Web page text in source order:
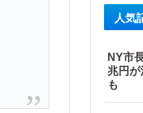
人気
NY市
兆円が
も